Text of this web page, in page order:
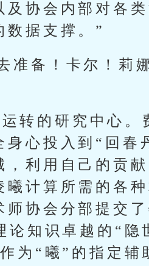
协会内部对各类
数据支撑。”
准备！卡尔！莉
转的研究中心。
心投入到“回春
利用自己的贡献
计算所需的各
协会分部提交了
论知识卓越的“隐
为“曦”的指定辅